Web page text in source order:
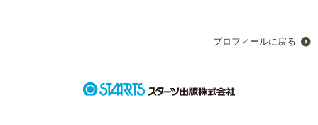
プロフィールに戻る